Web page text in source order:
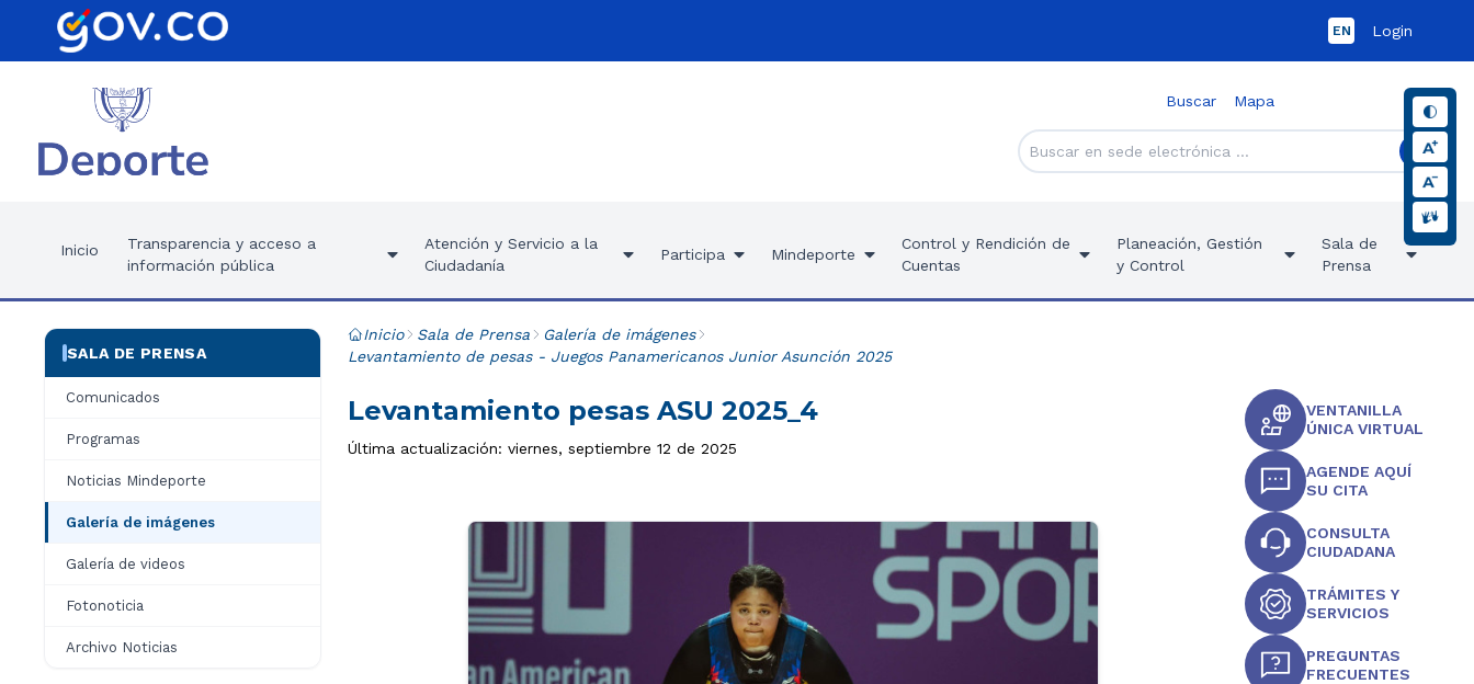
EN Login
Buscar Mapa
Inicio
Transparencia y acceso a
información pública
Atención y Servicio a la
Ciudadanía
Participa Mindeporte
Control y Rendición de
Cuentas
Planeación, Gestión
y Control
Sala de
Prensa
SALA DE PRENSA
Comunicados
Programas
Noticias Mindeporte
Galería de imágenes
Galería de videos
Fotonoticia
Archivo Noticias
Inicio Sala de Prensa
Galería de imágenes
Levantamiento de pesas - Juegos Panamericanos Junior Asunción 2025
Levantamiento pesas ASU 2025_4
Última actualización: viernes, septiembre 12 de 2025
VENTANILLA
ÚNICA VIRTUAL
AGENDE AQUÍ
SU CITA
CONSULTA
CIUDADANA
TRÁMITES Y
SERVICIOS
PREGUNTAS
FRECUENTES